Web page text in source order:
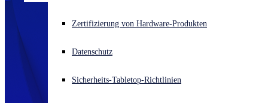
Akuter Cyberangriff? Fordern Sie Sofort-Hilfe an
Open language switcher
Zertifizierung von Hardware-Produkten
Datenschutz
Sicherheits-Tabletop-Richtlinien